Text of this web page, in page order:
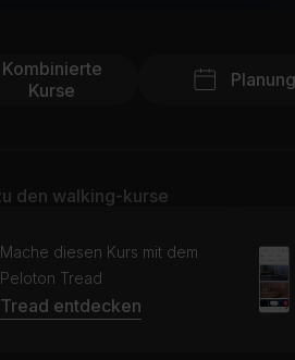
Kombinierte
Kurse
Planung
den walking-kurse
Mache diesen Kurs mit dem
Peloton Tread
Tread entdecken